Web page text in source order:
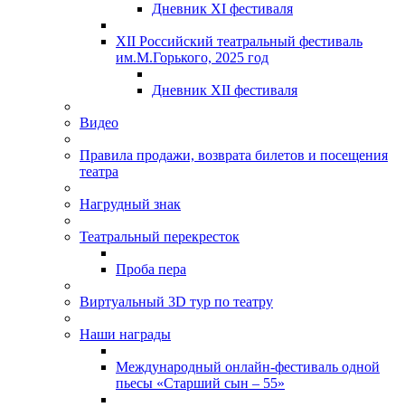
Дневник XI фестиваля
XII Российский театральный фестиваль
им.М.Горького, 2025 год
Дневник XII фестиваля
Видео
Правила продажи, возврата билетов и посещения
театра
Нагрудный знак
Театральный перекресток
Проба пера
Виртуальный 3D тур по театру
Наши награды
Международный онлайн-фестиваль одной
пьесы «Старший сын – 55»